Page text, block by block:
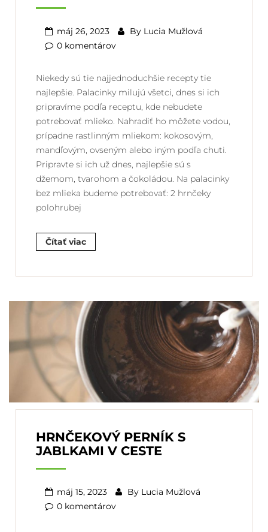
máj 26, 2023 By Lucia Mužlová
0 komentárov
Niekedy sú tie najjednoduchšie recepty tie
najlepšie. Palacinky milujú všetci, dnes si ich
pripravíme podľa receptu, kde nebudete
potrebovať mlieko. Nahradiť ho môžete vodou,
prípadne rastlinným mliekom: kokosovým,
mandľovým, ovseným alebo iným podľa chuti.
Pripravte si ich už dnes, najlepšie sú s
džemom, tvarohom a čokoládou. Na palacinky
bez mlieka budeme potrebovať: 2 hrnčeky
polohrubej
Čítať viac
HRNČEKOVÝ PERNÍK S
JABLKAMI V CESTE
máj 15, 2023 By Lucia Mužlová
0 komentárov